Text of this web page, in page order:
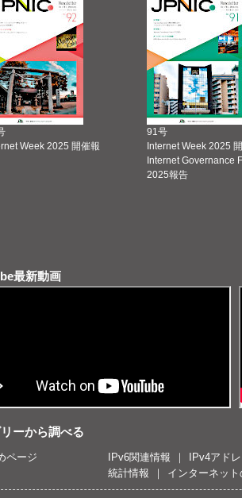
Week 2025 開催報
91号
Internet Week 2025
Internet Governance
2025報告
最新動画
ーから調べる
ページ IPv6関連情報 IPv4アド
統計情報
インターネット